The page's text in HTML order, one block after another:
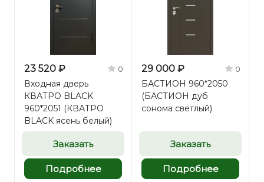
23 520 ₽ 0
Входная дверь
КВАТРО BLACK
960*2051 (КВАТРО
BLACK ясень белый)
Заказать
Подробнее
29 000 ₽ 0
БАСТИОН 960*2050
(БАСТИОН дуб
сонома светлый)
Заказать
Подробнее